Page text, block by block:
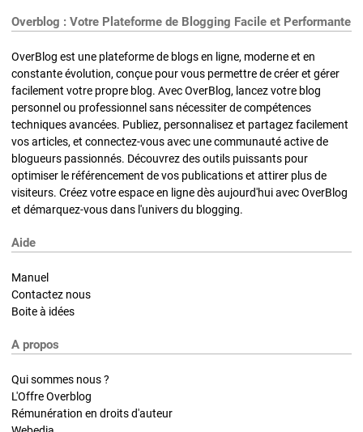
Overblog : Votre Plateforme de Blogging Facile et Performante
OverBlog est une plateforme de blogs en ligne, moderne et en
constante évolution, conçue pour vous permettre de créer et gérer
facilement votre propre blog. Avec OverBlog, lancez votre blog
personnel ou professionnel sans nécessiter de compétences
techniques avancées. Publiez, personnalisez et partagez facilement
vos articles, et connectez-vous avec une communauté active de
blogueurs passionnés. Découvrez des outils puissants pour
optimiser le référencement de vos publications et attirer plus de
visiteurs. Créez votre espace en ligne dès aujourd'hui avec OverBlog
et démarquez-vous dans l'univers du blogging.
Aide
Manuel
Contactez nous
Boite à idées
A propos
Qui sommes nous ?
L'Offre Overblog
Rémunération en droits d'auteur